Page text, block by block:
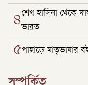
৪শেখ হাসিনা থেকে
ভারত
৫পাহাড়ে মাতৃভাষার